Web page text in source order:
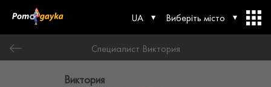
UA Виберіть місто
Специалист Виктория
Виктория